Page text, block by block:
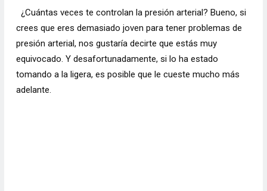
¿Cuántas veces te controlan la presión arterial? Bueno, si
crees que eres demasiado joven para tener problemas de
presión arterial, nos gustaría decirte que estás muy
equivocado. Y desafortunadamente, si lo ha estado
tomando a la ligera, es posible que le cueste mucho más
adelante.